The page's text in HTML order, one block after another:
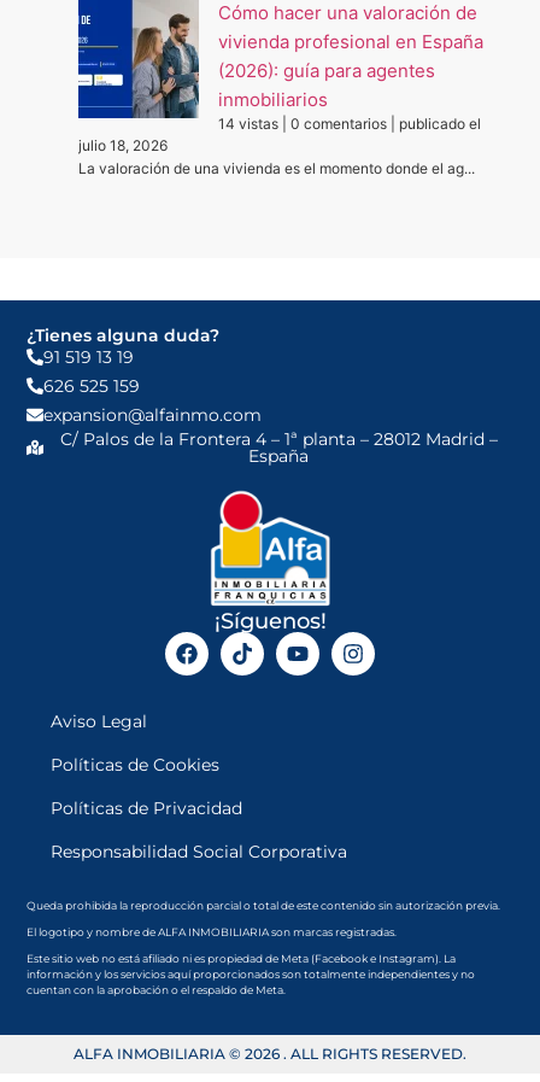
Cómo hacer una valoración de
vivienda profesional en España
(2026): guía para agentes
inmobiliarios
14 vistas 0 comentarios
publicado el
julio 18, 2026
La valoración de una vivienda es el momento donde el ag...
¿Tienes alguna duda?
91 519 13 19
626 525 159
expansion@alfainmo.com
C/ Palos de la Frontera 4 – 1ª planta – 28012 Madrid –
España
¡Síguenos!
Aviso Legal
Políticas de Cookies
Políticas de Privacidad
Responsabilidad Social Corporativa
Queda prohibida la reproducción parcial o total de este contenido sin autorización previa.
El logotipo y nombre de ALFA INMOBILIARIA son marcas registradas.
Este sitio web no está afiliado ni es propiedad de Meta (Facebook e Instagram). La
información y los servicios aquí proporcionados son totalmente independientes y no
cuentan con la aprobación o el respaldo de Meta.
ALFA INMOBILIARIA © 2026 . ALL RIGHTS RESERVED.